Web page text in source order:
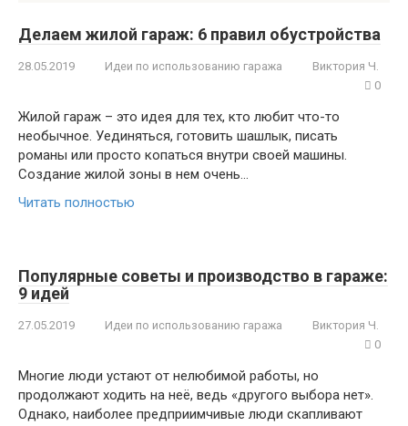
Делаем жилой гараж: 6 правил обустройства
28.05.2019 Идеи по использованию гаража
Виктория Ч.
0
Жилой гараж – это идея для тех, кто любит что-то
необычное. Уединяться, готовить шашлык, писать
романы или просто копаться внутри своей машины.
Создание жилой зоны в нем очень…
Читать полностью
Популярные советы и производство в гараже:
9 идей
27.05.2019 Идеи по использованию гаража
Виктория Ч.
0
Многие люди устают от нелюбимой работы, но
продолжают ходить на неё, ведь «другого выбора нет».
Однако, наиболее предприимчивые люди скапливают